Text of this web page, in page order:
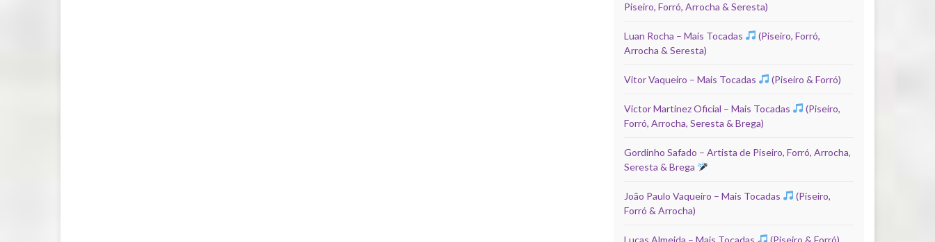
Piseiro, Forró, Arrocha & Seresta)
Luan Rocha – Mais Tocadas
(Piseiro, Forró,
Arrocha & Seresta)
Vitor Vaqueiro – Mais Tocadas (Piseiro & Forró)
Victor Martinez Oficial – Mais Tocadas
(Piseiro,
Forró, Arrocha, Seresta & Brega)
Gordinho Safado – Artista de Piseiro, Forró, Arrocha,
Seresta & Brega
João Paulo Vaqueiro – Mais Tocadas
(Piseiro,
Forró & Arrocha)
Lucas Almeida – Mais Tocadas (Piseiro & Forró)